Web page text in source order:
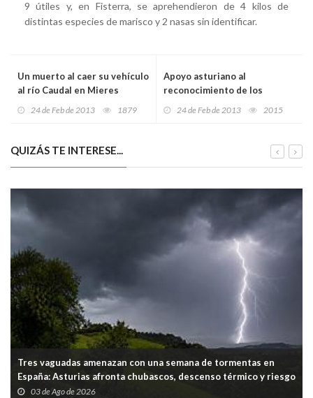
9 útiles y, en Fisterra, se aprehendieron de 4 kilos de
distintas especies de marisco y 2 nasas sin identificar.
Un muerto al caer su vehículo
al río Caudal en Mieres
24 de Feb de 2013 1879
Apoyo asturiano al
reconocimiento de los
24 de Feb de 2013 2015
QUIZÁS TE INTERESE...
Tres vaguadas amenazan con una semana de tormentas en
España: Asturias afronta chubascos, descenso térmico y riesgo
puntual en la Cordillera
03 de Ago de 2026